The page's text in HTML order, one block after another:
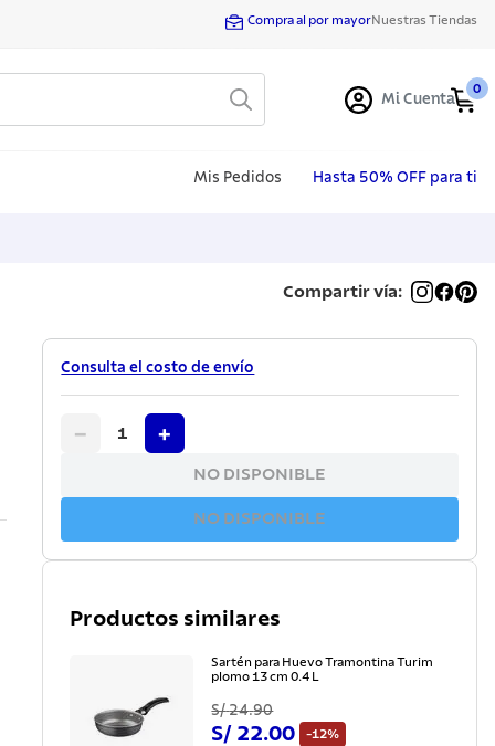
Compra al por mayorNuestras Tiendas
Mi Cuenta
0
Mis Pedidos Hasta 50% OFF para ti
Compartir vía:
Consulta el costo de envío
− 1 +
NO DISPONIBLE
NO DISPONIBLE
Productos similares
Sartén para Huevo Tramontina Turim
plomo 13 cm 0.4 L
S/ 24.90
S/ 22.00 -12%